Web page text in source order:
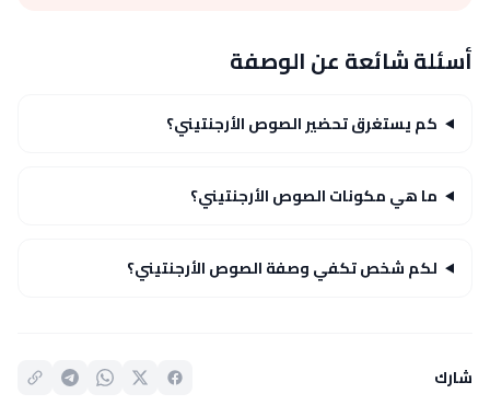
أسئلة شائعة عن الوصفة
كم يستغرق تحضير الصوص الأرجنتيني؟
ما هي مكونات الصوص الأرجنتيني؟
لكم شخص تكفي وصفة الصوص الأرجنتيني؟
شارك